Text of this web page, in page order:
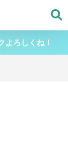
よろしくね！